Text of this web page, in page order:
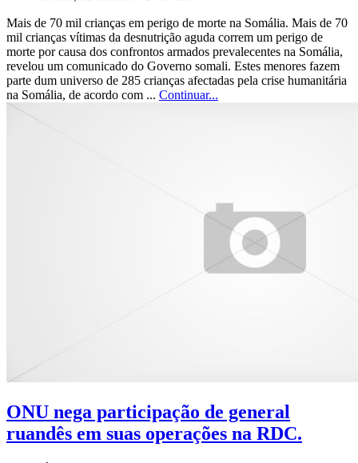
Mais de 70 mil crianças em perigo de morte na Somália. Mais de 70
mil crianças vítimas da desnutrição aguda correm um perigo de
morte por causa dos confrontos armados prevalecentes na Somália,
revelou um comunicado do Governo somali. Estes menores fazem
parte dum universo de 285 crianças afectadas pela crise humanitária
na Somália, de acordo com ... Continuar...
ONU nega participação de general
ruandês em suas operações na RDC.